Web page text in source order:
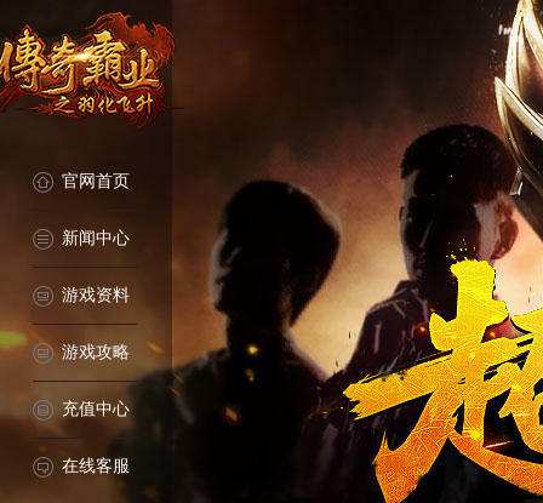
官网首页
新闻中心
游戏资料
游戏攻略
充值中心
在线客服